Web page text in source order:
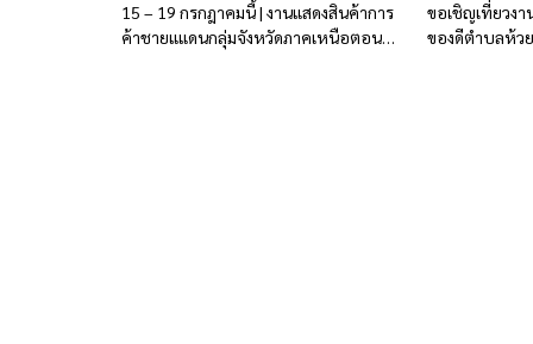
15 – 19 กรกฎาคมนี้ | งานแสดงสินค้าการ
ค้าชายแแดนกลุ่มจังหวัดภาคเหนือตอน
ขอเชิญเที่ยวง
ของดีตำบลห้ว